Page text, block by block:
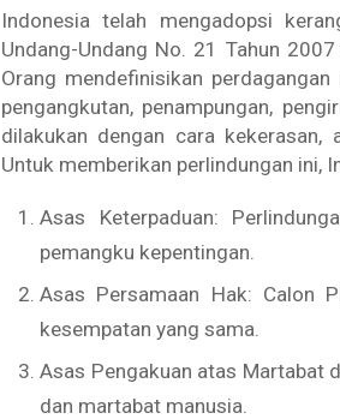
Indonesia telah mengadopsi
Undang-Undang No. 21 Tahun
Orang mendefinisikan
pengangkutan, penampungan,
dilakukan dengan cara kekerasan,
Untuk memberikan perlindungan ini,
Asas Keterpaduan:
pemangku kepentingan.
Asas Persamaan Hak: Calon
kesempatan yang sama.
Asas Pengakuan atas Martabat
dan martabat manusia.